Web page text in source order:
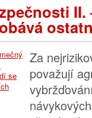
II.
Za
považují